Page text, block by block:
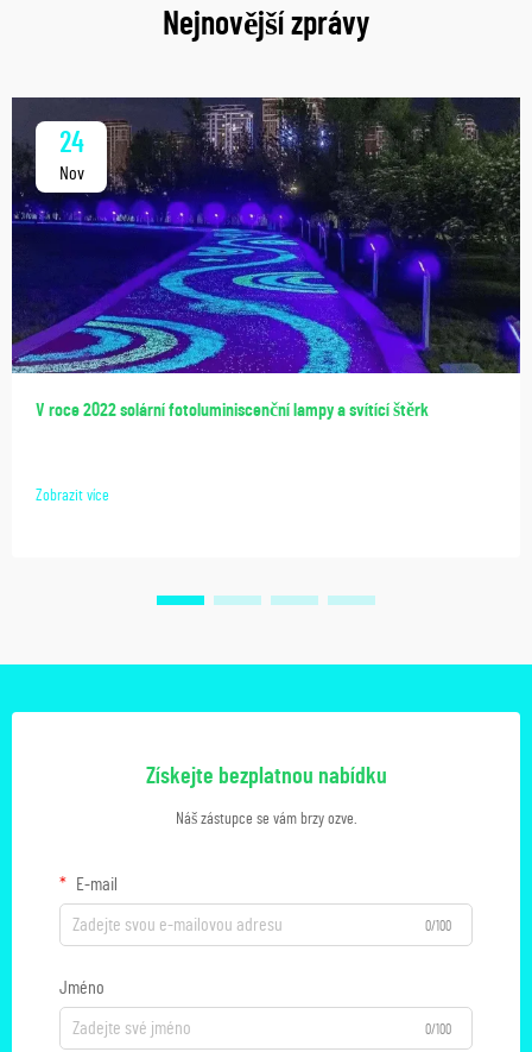
Nejnovější zprávy
24
Nov
V roce 2022 solární fotoluminiscenční lampy a svítící štěrk
Zobrazit více
Získejte bezplatnou nabídku
Náš zástupce se vám brzy ozve.
E-mail
0/100
Jméno
0/100